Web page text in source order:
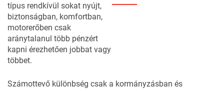
típus rendkívül sokat nyújt,
biztonságban, komfortban,
motorerőben csak
aránytalanul több pénzért
kapni érezhetően jobbat vagy
többet.
Számottevő különbség csak a kormányzásban és